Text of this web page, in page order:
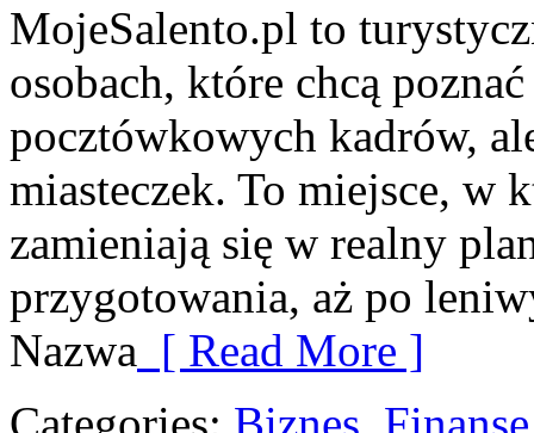
MojeSalento.pl to
osobach, które chcą
pocztówkowych kadrów,
miasteczek. To miejsce, w
zamieniają się w realny
przygotowania, aż po
Nazwa [ Read More ]
Categories: Biznes,